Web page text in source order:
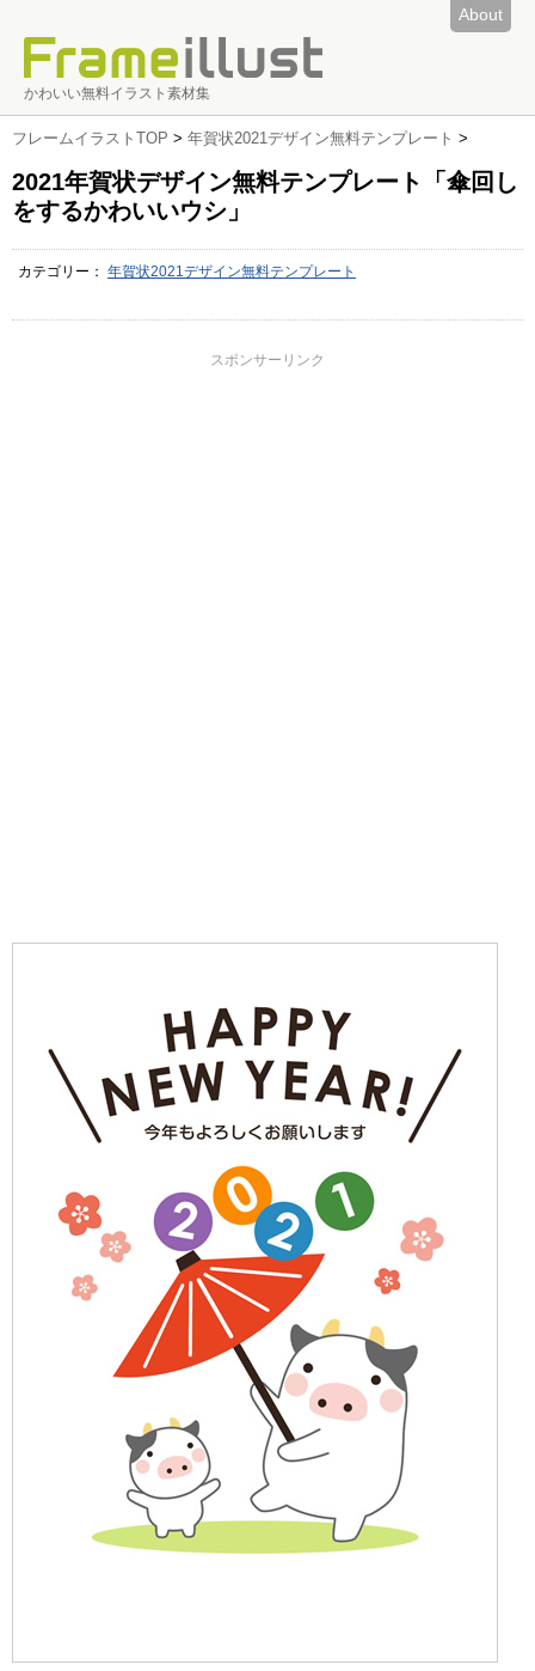
About
かわいい無料イラスト素材集
フレームイラストTOP > 年賀状2021デザイン無料テンプレート >
2021年賀状デザイン無料テンプレート「傘回し
をするかわいいウシ」
カテゴリー： 年賀状2021デザイン無料テンプレート
スポンサーリンク